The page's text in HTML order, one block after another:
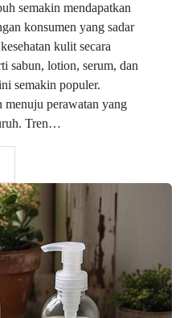
semakin mendapatkan
konsumen yang sadar
kulit secara
sabun, lotion, serum, dan
semakin populer.
menuju perawatan yang
Tren…